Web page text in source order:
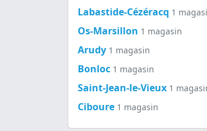
Labastide-Cézéracq 1
Os-Marsillon 1 magasin
Arudy 1 magasin
Bonloc 1 magasin
Saint-Jean-le-Vieux 1
Ciboure 1 magasin